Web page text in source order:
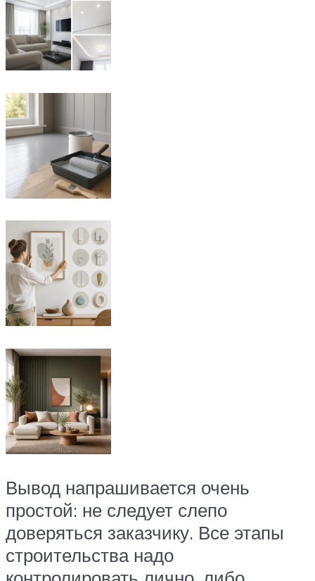
Вывод напрашивается очень
простой: не следует слепо
доверяться заказчику. Все этапы
строительства надо